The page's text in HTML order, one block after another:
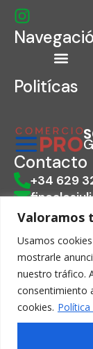
Valoramos
Usamos
mostrarle
nuestro tráfico.
consentimiento
cookies.
I
n
s
a
g
a
m
Politícas
Contacto
+34 629
Camino la
Financiado por
son